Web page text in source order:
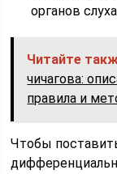
органов
Читайте
чичагова:
правила и
Чтобы